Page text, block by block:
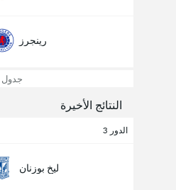
رينجرز
جدول
النتائج الأخيرة
الدور 3
ليخ بوزنان